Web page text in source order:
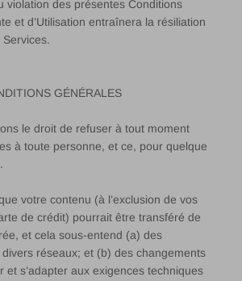
violation des présentes Conditions
et d’Utilisation entraînera la résiliation
GÉNÉRALES
le droit de refuser à tout moment
à toute personne, et ce, pour quelque
votre contenu (à l’exclusion de vos
de crédit) pourrait être transféré de
et cela sous-entend (a) des
réseaux; et (b) des changements
et s’adapter aux exigences techniques